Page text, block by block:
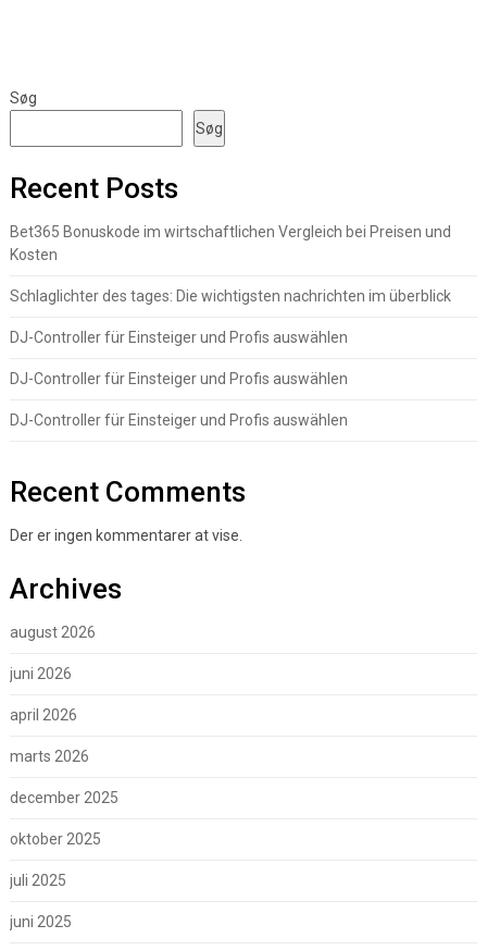
Søg
Søg
Recent Posts
Bet365 Bonuskode im wirtschaftlichen Vergleich bei Preisen und
Kosten
Schlaglichter des tages: Die wichtigsten nachrichten im überblick
DJ-Controller für Einsteiger und Profis auswählen
DJ-Controller für Einsteiger und Profis auswählen
DJ-Controller für Einsteiger und Profis auswählen
Recent Comments
Der er ingen kommentarer at vise.
Archives
august 2026
juni 2026
april 2026
marts 2026
december 2025
oktober 2025
juli 2025
juni 2025